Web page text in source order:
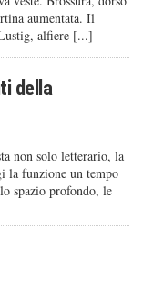
aumentata. Il
alfiere [...]
della
non solo letterario, la
la funzione un tempo
spazio profondo, le